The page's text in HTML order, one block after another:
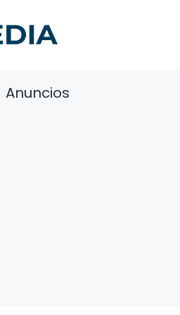
Anuncios